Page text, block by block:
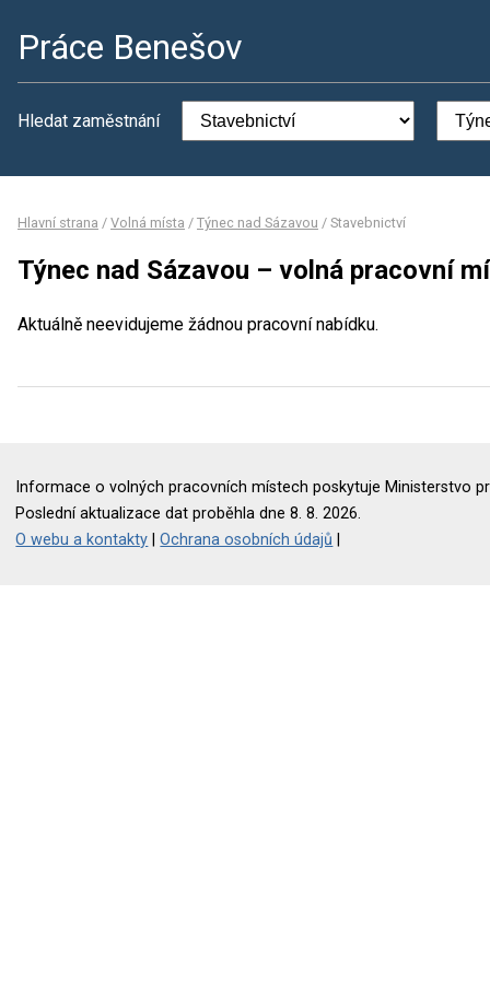
Práce Benešov
Hledat zaměstnání
Hlavní strana / Volná místa / Týnec nad Sázavou / Stavebnictví
Týnec nad Sázavou – volná pracovní
Aktuálně neevidujeme žádnou pracovní nabídku.
Informace o volných pracovních místech poskytuje Ministerstvo
Poslední aktualizace dat proběhla dne 8. 8. 2026.
O webu a kontakty |Ochrana osobních údajů